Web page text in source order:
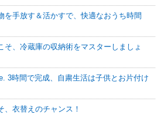
を手放す＆活かすで、快適なおうち時間
そ、冷蔵庫の収納術をマスターしましょ
3時間で完成、自粛生活は子供とお片付け
、衣替えのチャンス！